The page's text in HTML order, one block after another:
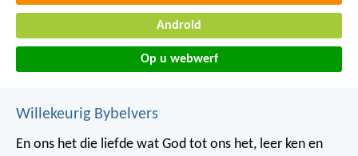
Android
Op u webwerf
Willekeurig Bybelvers
En ons het die liefde wat God tot ons het, leer ken en